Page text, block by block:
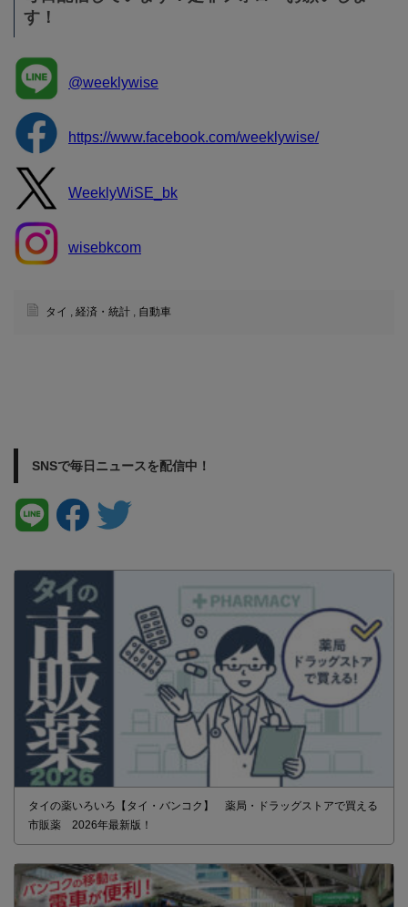
す！
@weeklywise
https://www.facebook.com/weeklywise/
WeeklyWiSE_bk
wisebkcom
タイ , 経済・統計 , 自動車
SNSで毎日ニュースを配信中！
タイの薬いろいろ【タイ・バンコク】 薬局・ドラッグストアで買える
市販薬 2026年最新版！